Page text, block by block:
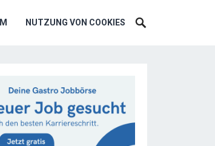
NUTZUNG VON COOKIES